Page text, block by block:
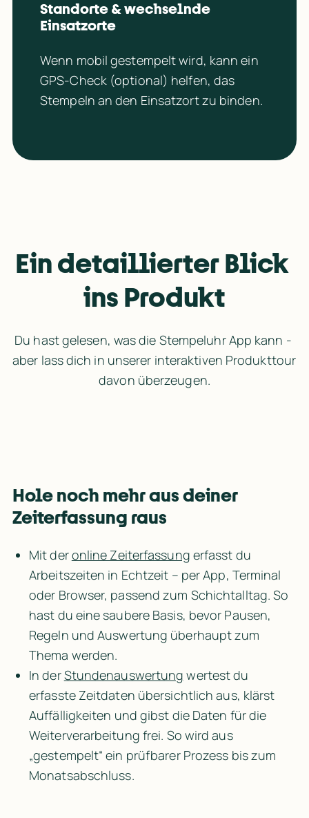
Standorte & wechselnde
Einsatzorte
Wenn mobil gestempelt wird, kann ein
GPS‑Check (optional) helfen, das
Stempeln an den Einsatzort zu binden.
Ein detaillierter Blick
ins Produkt
Du hast gelesen, was die Stempeluhr App kann -
aber lass dich in unserer interaktiven Produkttour
davon überzeugen.
Zeiterfassung raus
Mit der online Zeiterfassung erfasst du
Arbeitszeiten in Echtzeit – per App, Terminal
oder Browser, passend zum Schichtalltag. So
hast du eine saubere Basis, bevor Pausen,
Regeln und Auswertung überhaupt zum
Thema werden.
In der Stundenauswertung wertest du
erfasste Zeitdaten übersichtlich aus, klärst
Auffälligkeiten und gibst die Daten für die
Weiterverarbeitung frei. So wird aus
„gestempelt“ ein prüfbarer Prozess bis zum
Monatsabschluss.